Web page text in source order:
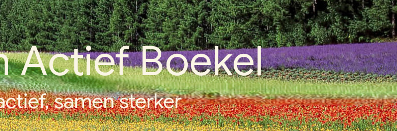
Actief Boekel
samen sterker